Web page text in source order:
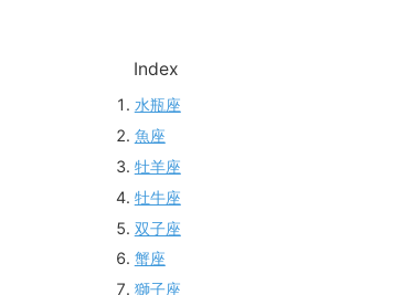
Index
水瓶座
魚座
牡羊座
牡牛座
双子座
蟹座
獅子座